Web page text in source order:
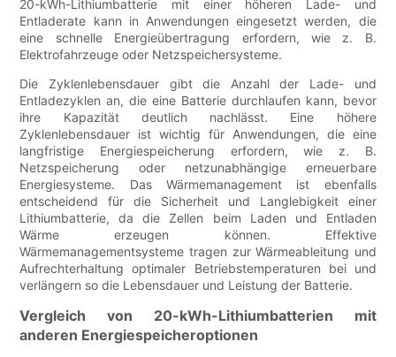
20-kWh-Lithiumbatterie mit einer höheren Lade- und
Entladerate kann in Anwendungen eingesetzt werden, die
eine schnelle Energieübertragung erfordern, wie z. B.
Elektrofahrzeuge oder Netzspeichersysteme.
Die Zyklenlebensdauer gibt die Anzahl der Lade- und
Entladezyklen an, die eine Batterie durchlaufen kann, bevor
ihre Kapazität deutlich nachlässt. Eine höhere
Zyklenlebensdauer ist wichtig für Anwendungen, die eine
langfristige Energiespeicherung erfordern, wie z. B.
Netzspeicherung oder netzunabhängige erneuerbare
Energiesysteme. Das Wärmemanagement ist ebenfalls
entscheidend für die Sicherheit und Langlebigkeit einer
Lithiumbatterie, da die Zellen beim Laden und Entladen
Wärme erzeugen können. Effektive
Wärmemanagementsysteme tragen zur Wärmeableitung und
Aufrechterhaltung optimaler Betriebstemperaturen bei und
verlängern so die Lebensdauer und Leistung der Batterie.
Vergleich von 20-kWh-Lithiumbatterien mit
anderen Energiespeicheroptionen